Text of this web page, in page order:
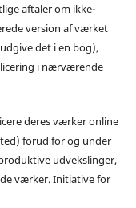
aftaler om ikke-
version af værket
det i en bog),
i nærværende
deres værker online
forud for og under
udvekslinger,
værker. Initiative for